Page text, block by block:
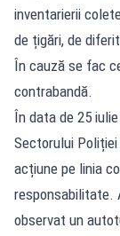
inventarierii
de țigări, de
În cauză se fac
contrabandă.
În data de 25
Sectorului
acțiune pe linia
responsabilitate.
observat un